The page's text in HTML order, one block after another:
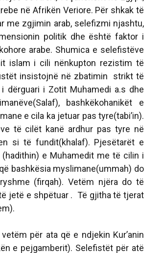
në Afrikën Veriore. Për shkak të
me zgjimin arab, selefizmi njashtu,
politik dhe është faktor i
arabe. Shumica e selefistëve
islam i cili nënkupton rezistim të
insistojnë në zbatimin strikt të
dërguari i Zotit Muhamedi a.s dhe
bashkëkohanikët e
e cila ka jetuar pas tyre(tabi’in).
të cilët kanë ardhur pas tyre në
si të fundit(khalaf). Pjesëtarët e
e Muhamedit me të cilin i
bashkësia myslimane(ummah) do
(firqah). Vetëm njëra do të
jetë e shpëtuar . Të gjitha të tjerat
për ata që e ndjekin Kur’anin
e pejgamberit). Selefistët për atë